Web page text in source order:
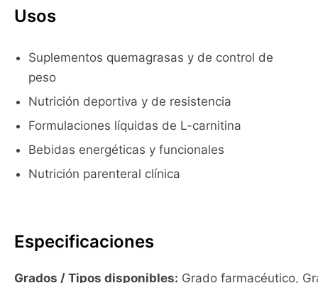
Usos
Suplementos quemagrasas y de control de
peso
Nutrición deportiva y de resistencia
Formulaciones líquidas de L-carnitina
Bebidas energéticas y funcionales
Nutrición parenteral clínica
Especificaciones
Grados / Tipos disponibles: Grado farmacéutico,